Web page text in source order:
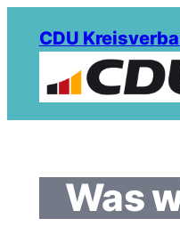
InhaltCDU
Was